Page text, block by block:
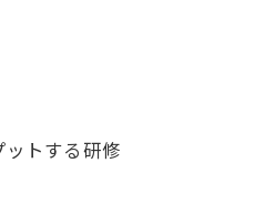
トする研修